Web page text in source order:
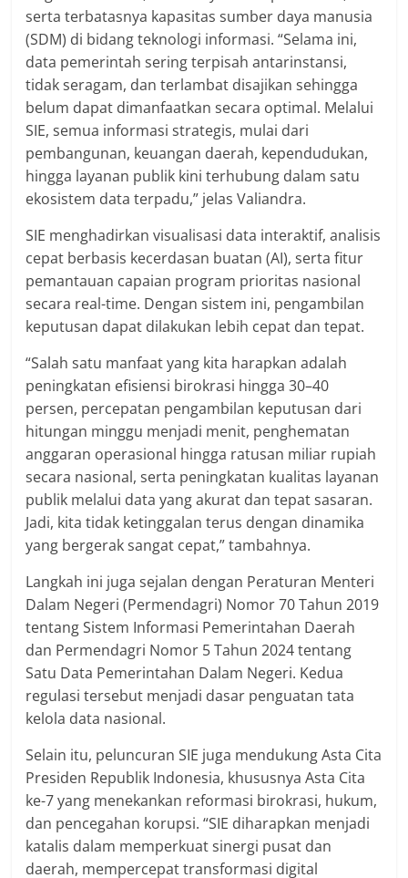
serta terbatasnya kapasitas sumber daya manusia
(SDM) di bidang teknologi informasi. “Selama ini,
data pemerintah sering terpisah antarinstansi,
tidak seragam, dan terlambat disajikan sehingga
belum dapat dimanfaatkan secara optimal. Melalui
SIE, semua informasi strategis, mulai dari
pembangunan, keuangan daerah, kependudukan,
hingga layanan publik kini terhubung dalam satu
ekosistem data terpadu,” jelas Valiandra.
SIE menghadirkan visualisasi data interaktif, analisis
cepat berbasis kecerdasan buatan (AI), serta fitur
pemantauan capaian program prioritas nasional
secara real-time. Dengan sistem ini, pengambilan
keputusan dapat dilakukan lebih cepat dan tepat.
“Salah satu manfaat yang kita harapkan adalah
peningkatan efisiensi birokrasi hingga 30–40
persen, percepatan pengambilan keputusan dari
hitungan minggu menjadi menit, penghematan
anggaran operasional hingga ratusan miliar rupiah
secara nasional, serta peningkatan kualitas layanan
publik melalui data yang akurat dan tepat sasaran.
Jadi, kita tidak ketinggalan terus dengan dinamika
yang bergerak sangat cepat,” tambahnya.
Langkah ini juga sejalan dengan Peraturan Menteri
Dalam Negeri (Permendagri) Nomor 70 Tahun 2019
tentang Sistem Informasi Pemerintahan Daerah
dan Permendagri Nomor 5 Tahun 2024 tentang
Satu Data Pemerintahan Dalam Negeri. Kedua
regulasi tersebut menjadi dasar penguatan tata
kelola data nasional.
Selain itu, peluncuran SIE juga mendukung Asta Cita
Presiden Republik Indonesia, khususnya Asta Cita
ke-7 yang menekankan reformasi birokrasi, hukum,
dan pencegahan korupsi. “SIE diharapkan menjadi
katalis dalam memperkuat sinergi pusat dan
daerah, mempercepat transformasi digital